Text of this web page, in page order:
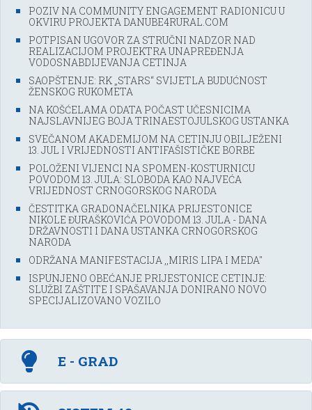
POZIV NA COMMUNITY ENGAGEMENT RADIONICU U
OKVIRU PROJEKTA DANUBE4RURAL.COM
POTPISAN UGOVOR ZA STRUČNI NADZOR NAD
REALIZACIJOM PROJEKTRA UNAPREĐENJA
VODOSNABDIJEVANJA CETINJA
SAOPŠTENJE: RK „STARS“ SVIJETLA BUDUĆNOST
ŽENSKOG RUKOMETA
NA KOŠĆELAMA ODATA POČAST UČESNICIMA
NAJSLAVNIJEG BOJA TRINAESTOJULSKOG USTANKA
SVEČANOM AKADEMIJOM NA CETINJU OBILJEŽENI
13. JUL I VRIJEDNOSTI ANTIFAŠISTIČKE BORBE
POLOŽENI VIJENCI NA SPOMEN-KOSTURNICU
POVODOM 13. JULA: SLOBODA KAO NAJVEĆA
VRIJEDNOST CRNOGORSKOG NARODA
ČESTITKA GRADONAČELNIKA PRIJESTONICE
NIKOLE ĐURAŠKOVIĆA POVODOM 13. JULA - DANA
DRŽAVNOSTI I DANA USTANKA CRNOGORSKOG
NARODA
ODRŽANA MANIFESTACIJA ,,MIRIS LIPA I MEDA''
ISPUNJENO OBEĆANJE PRIJESTONICE CETINJE:
SLUŽBI ZAŠTITE I SPAŠAVANJA DONIRANO NOVO
SPECIJALIZOVANO VOZILO
E - GRAD